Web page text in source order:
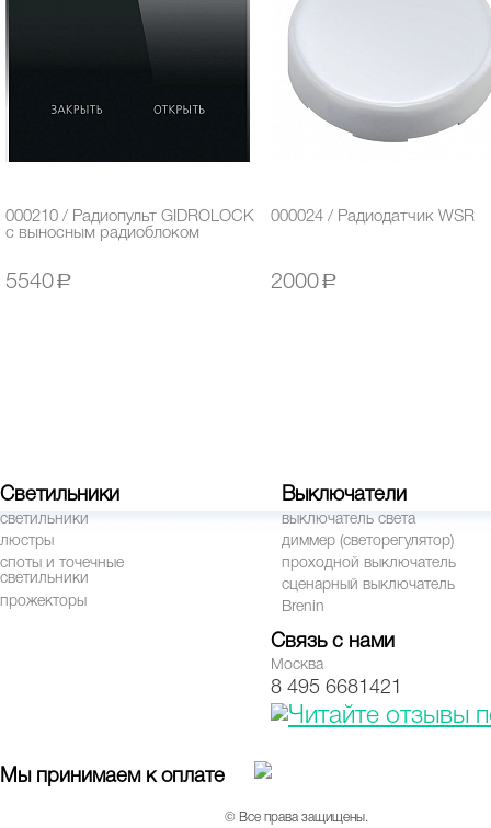
000210 / Радиопульт GIDROLOCK
с выносным радиоблоком
5540 a
000024 / Радиодатчик WSR
2000 a
Светильники
светильники
люстры
споты и точечные
светильники
прожекторы
Выключатели
выключатель света
диммер (светорегулятор)
проходной выключатель
сценарный выключатель
Brenin
Связь с нами
Москва
8 495 6681421
Мы принимаем к оплате
© Все права защищены.